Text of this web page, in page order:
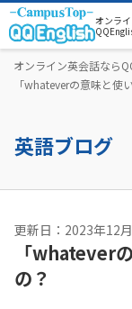
オンラ
オンライン英会話なら
「whateverの意味と使
英語ブログ
更新日：2023年12
「whatever
の？